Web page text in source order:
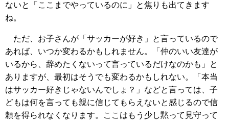
ないと「ここまでやっているのに」と焦りも出てきます
ね。
ただ、お子さんが「サッカーが好き」と言っているので
あれば、いつか変わるかもしれません。「仲のいい友達が
いるから、辞めたくないって言っているだけなのかも」と
ありますが、最初はそうでも変わるかもしれない。「本当
はサッカー好きじゃないんでしょ？」などと言っては、子
どもは何を言っても親に信じてもらえないと感じるので信
頼を得られなくなります。ここはもう少し黙って見守って